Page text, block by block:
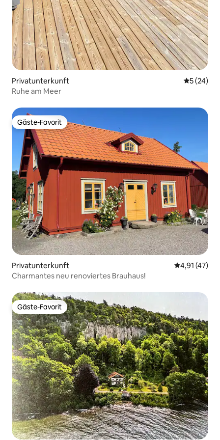
Privatunterkunft
5 (24)
Ruhe am Meer
Gäste-Favorit
Gäste-Favorit
Privatunterkunft
4,91 (47)
Charmantes neu renoviertes Brauhaus!
Gäste-Favorit
Gäste-Favorit